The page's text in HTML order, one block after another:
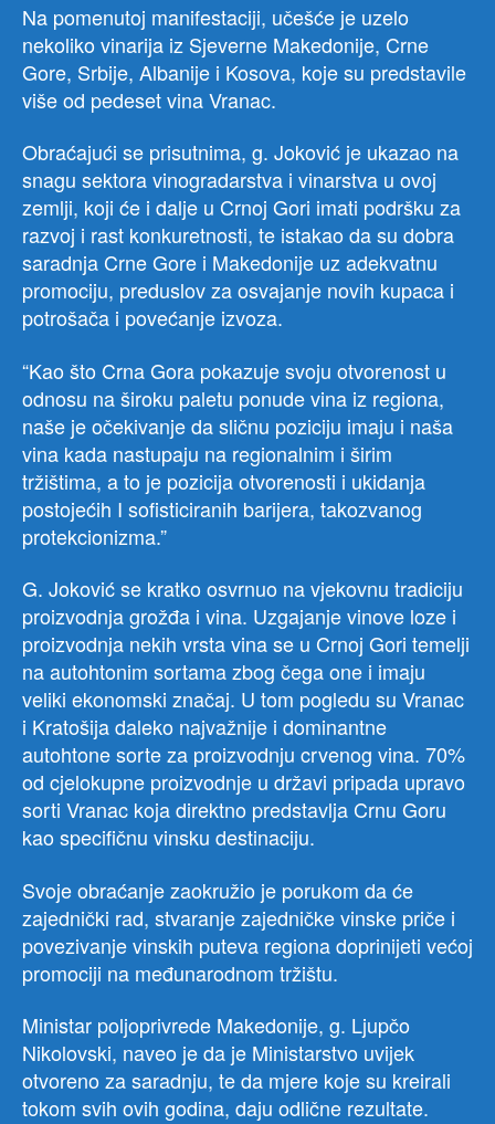
Na pomenutoj manifestaciji, učešće je uzelo
nekoliko vinarija iz Sjeverne Makedonije, Crne
Gore, Srbije, Albanije i Kosova, koje su predstavile
više od pedeset vina Vranac.
Obraćajući se prisutnima, g. Joković je ukazao na
snagu sektora vinogradarstva i vinarstva u ovoj
zemlji, koji će i dalje u Crnoj Gori imati podršku za
razvoj i rast konkuretnosti, te istakao da su dobra
saradnja Crne Gore i Makedonije uz adekvatnu
promociju, preduslov za osvajanje novih kupaca i
potrošača i povećanje izvoza.
“Kao što Crna Gora pokazuje svoju otvorenost u
odnosu na široku paletu ponude vina iz regiona,
naše je očekivanje da sličnu poziciju imaju i naša
vina kada nastupaju na regionalnim i širim
tržištima, a to je pozicija otvorenosti i ukidanja
postojećih I sofisticiranih barijera, takozvanog
protekcionizma.”
G. Joković se kratko osvrnuo na vjekovnu tradiciju
proizvodnja grožđa i vina. Uzgajanje vinove loze i
proizvodnja nekih vrsta vina se u Crnoj Gori temelji
na autohtonim sortama zbog čega one i imaju
veliki ekonomski značaj. U tom pogledu su Vranac
i Kratošija daleko najvažnije i dominantne
autohtone sorte za proizvodnju crvenog vina. 70%
od cjelokupne proizvodnje u državi pripada upravo
sorti Vranac koja direktno predstavlja Crnu Goru
kao specifičnu vinsku destinaciju.
Svoje obraćanje zaokružio je porukom da će
zajednički rad, stvaranje zajedničke vinske priče i
povezivanje vinskih puteva regiona doprinijeti većoj
promociji na međunarodnom tržištu.
Ministar poljoprivrede Makedonije, g. Ljupčo
Nikolovski, naveo je da je Ministarstvo uvijek
otvoreno za saradnju, te da mjere koje su kreirali
tokom svih ovih godina, daju odlične rezultate.